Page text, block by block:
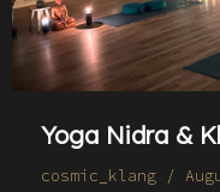
Yoga Nidra &
cosmic_klang /